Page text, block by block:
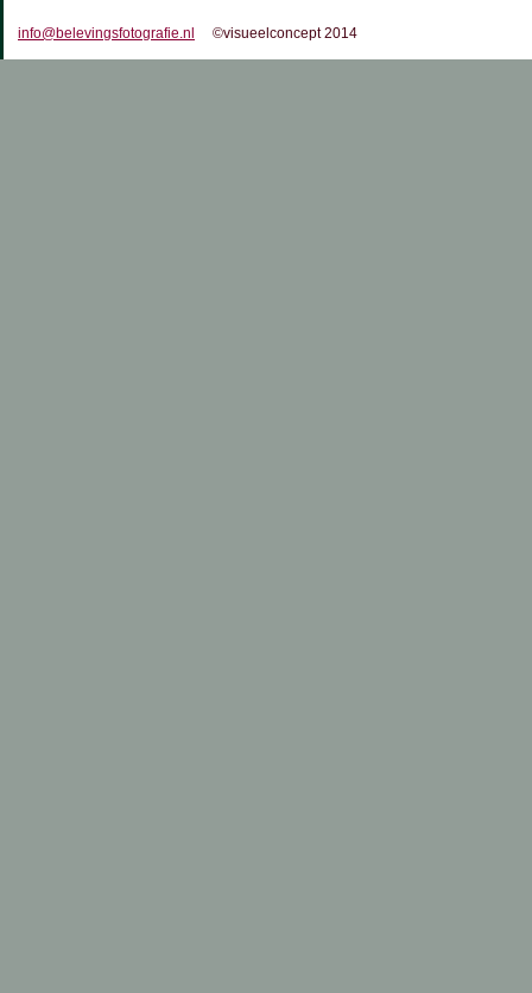
info@belevingsfotografie.nl ©visueelconcept 2014